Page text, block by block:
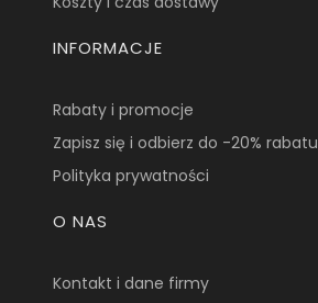
INFORMACJE
Rabaty i promocje
Zapisz się i odbierz do -20% rabatu
Polityka prywatności
O NAS
Kontakt i dane firmy